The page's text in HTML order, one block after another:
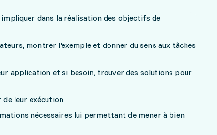
dans la réalisation des objectifs de
montrer l'exemple et donner du sens aux tâches
application et si besoin, trouver des solutions pour
leur exécution
nécessaires lui permettant de mener à bien